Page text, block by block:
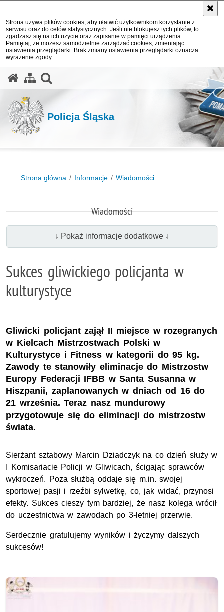
Strona używa plików cookies, aby ułatwić użytkownikom korzystanie z
serwisu oraz do celów statystycznych. Jeśli nie blokujesz tych plików, to
zgadzasz się na ich użycie oraz zapisanie w pamięci urządzenia.
Pamiętaj, że możesz samodzielnie zarządzać cookies, zmieniając
ustawienia przeglądarki. Brak zmiany ustawienia przeglądarki oznacza
wyrażenie zgody.
Policja Śląska
Strona główna Informacje Wiadomości
Wiadomości
↓ Pokaż informacje dodatkowe ↓
Sukces gliwickiego policjanta w
kulturystyce
Gliwicki policjant zajął II miejsce w rozegranych
w Kielcach Mistrzostwach Polski w
Kulturystyce i Fitness w kategorii do 95 kg.
Zawody te stanowiły eliminacje do Mistrzostw
Europy Federacji IFBB w Santa Susanna w
Hiszpanii, zaplanowanych w dniach od 16 do
21 września. Teraz nasz mundurowy
przygotowuje się do eliminacji do mistrzostw
świata.
Sierżant sztabowy Marcin Dziadczyk na co dzień służy w
I Komisariacie Policji w Gliwicach, ścigając sprawców
wykroczeń. Poza służbą oddaje się m.in. swojej
sportowej pasji i rzeźbi sylwetkę, co, jak widać, przynosi
efekty. Sukces cieszy tym bardziej, że nasz kolega wrócił
do uczestnictwa w zawodach po 3-letniej przerwie.
Serdecznie gratulujemy wyników i życzymy dalszych
sukcesów!